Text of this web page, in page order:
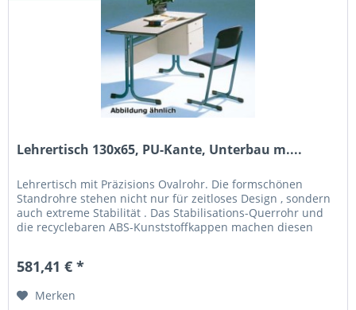
Lehrertisch 130x65, PU-Kante, Unterbau m....
Lehrertisch mit Präzisions Ovalrohr. Die formschönen
Standrohre stehen nicht nur für zeitloses Design , sondern
auch extreme Stabilität . Das Stabilisations-Querrohr und
die recyclebaren ABS-Kunststoffkappen machen diesen
581,41 € *
Merken